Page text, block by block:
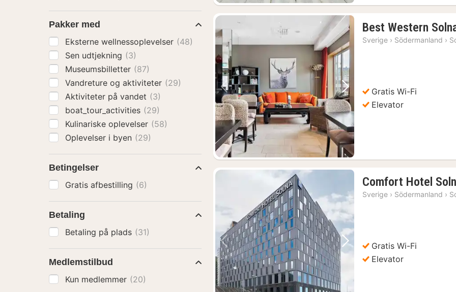
Forrige billede Næste billede
Best Western
Sverige › Södermanland ›
Gratis Wi-Fi
Elevator
Forrige billede Næste billede
Comfort Hotel
Sverige › Södermanland ›
Gratis Wi-Fi
Elevator
Pakker med
Eksterne wellnessoplevelser (48)
Sen udtjekning (3)
Museumsbilletter (87)
Vandreture og aktiviteter (29)
Aktiviteter på vandet (3)
boat_tour_activities (29)
Kulinariske oplevelser (58)
Oplevelser i byen (29)
Betingelser
Gratis afbestilling (6)
Betaling
Betaling på plads (31)
Medlemstilbud
Kun medlemmer (20)